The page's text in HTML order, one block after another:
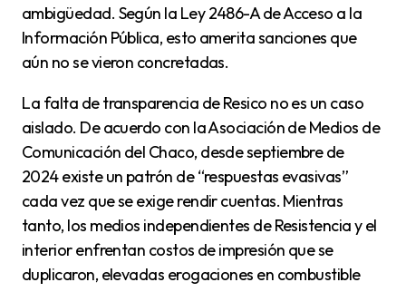
ambigüedad. Según la Ley 2486-A de Acceso a la
Información Pública, esto amerita sanciones que
aún no se vieron concretadas.
La falta de transparencia de Resico no es un caso
aislado. De acuerdo con la Asociación de Medios de
Comunicación del Chaco, desde septiembre de
2024 existe un patrón de “respuestas evasivas”
cada vez que se exige rendir cuentas. Mientras
tanto, los medios independientes de Resistencia y el
interior enfrentan costos de impresión que se
duplicaron, elevadas erogaciones en combustible